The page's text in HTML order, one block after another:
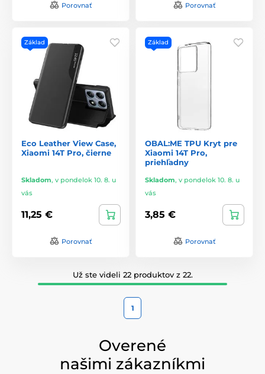
Porovnať Porovnať
Základ
Eco Leather View Case,
Xiaomi 14T Pro, čierne
Skladom, v pondelok 10. 8. u
vás
11,25 €
Porovnať
Základ
OBAL:ME TPU Kryt pre
Xiaomi 14T Pro,
priehľadny
Skladom, v pondelok 10. 8. u
vás
3,85 €
Porovnať
Už ste videli 22 produktov z 22.
1
Overené
našimi zákazníkmi